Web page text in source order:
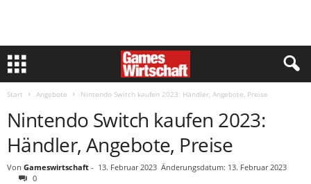
Start Angebote Nintendo Switch kaufen 2023: Händler, Angebote, Preise
Nintendo Switch kaufen 2023:
Händler, Angebote, Preise
Von Gameswirtschaft - 13. Februar 2023 Änderungsdatum: 13. Februar 2023
0